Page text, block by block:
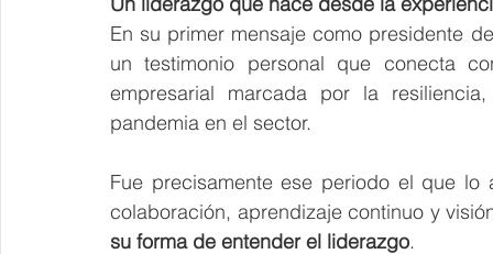
En su primer mensaje como presidente
un testimonio personal que conecta
empresarial marcada por la
pandemia en el sector.
Fue precisamente ese periodo el que
colaboración, aprendizaje continuo y
su forma de entender el liderazgo.